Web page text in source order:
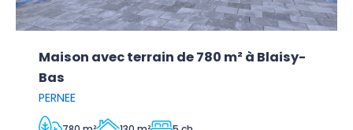
Maison avec terrain de 780 m² à Blaisy-
Bas
PERNEE